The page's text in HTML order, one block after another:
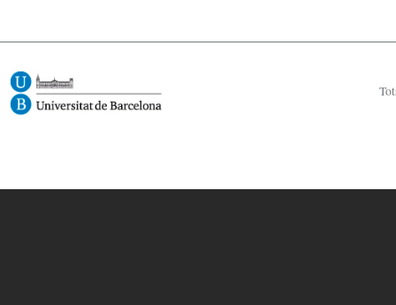
Image